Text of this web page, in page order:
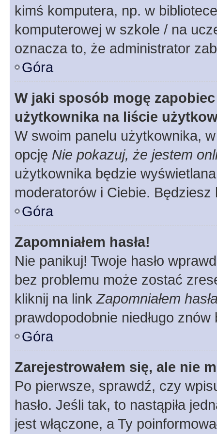
kimś komputera, np. w
komputerowej w szkole / na
oznacza to, że administrator
Góra
W jaki sposób mogę
użytkownika na liście
W swoim panelu użytkownika,
opcję Nie pokazuj, że jestem
użytkownika będzie
moderatorów i Ciebie.
Góra
Zapomniałem hasła!
Nie panikuj! Twoje hasło
bez problemu może zostać
kliknij na linkZapomniałem
prawdopodobnie niedługo
Góra
Zarejestrowałem się, ale nie
Po pierwsze, sprawdź, czy
hasło. Jeśli tak, to nastąpiła
jest włączone, a Ty